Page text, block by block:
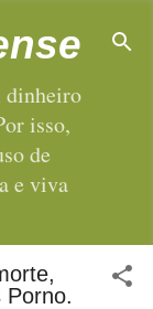
dinheiro
isso,
de
e viva
Porno.